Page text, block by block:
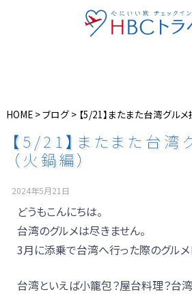
HOME>ブログ> 【5/21】またまた台湾グルメ
【5/21】またまた台湾
（火鍋編）
2024年5月21日
どうもこんにちは。
台湾のグルメは尽きません。
3月に添乗で台湾へ行った際のグルメ
台湾といえば小籠包？屋台料理？台